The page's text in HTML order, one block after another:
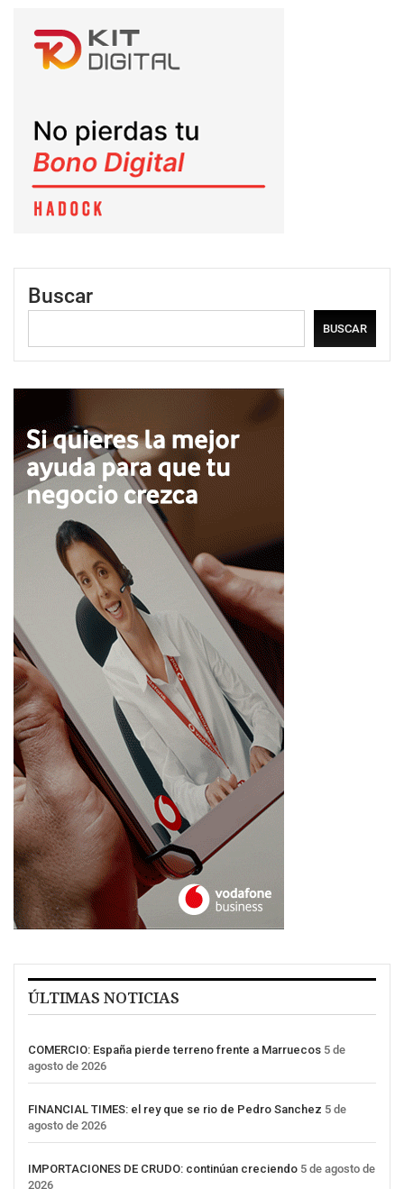
Buscar
BUSCAR
ÚLTIMAS NOTICIAS
COMERCIO: España pierde terreno frente a Marruecos 5 de
agosto de 2026
FINANCIAL TIMES: el rey que se rio de Pedro Sanchez 5 de
agosto de 2026
IMPORTACIONES DE CRUDO: continúan creciendo 5 de agosto de
2026